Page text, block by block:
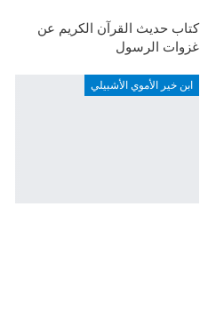
كتاب حديث القرآن الكريم عن
غزوات الرسول
ابن خير الأموي الأشبيلي